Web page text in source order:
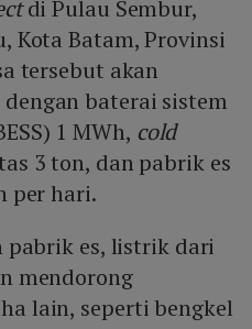
di Pulau Sembur,
Kota Batam, Provinsi
tersebut akan
baterai sistem
1 MWh, cold
3 ton, dan pabrik es
per hari.
es, listrik dari
mendorong
lain, seperti bengkel